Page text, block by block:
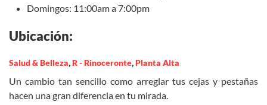
Domingos: 11:00am a 7:00pm
Ubicación:
Salud & Belleza,R - Rinoceronte,Planta Alta
Un cambio tan sencillo como arreglar tus cejas y pestañas
hacen una gran diferencia en tu mirada.